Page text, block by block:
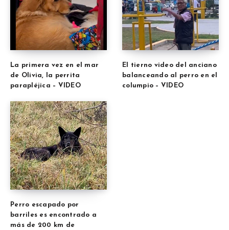
La primera vez en el mar
de Olivia, la perrita
parapléjica – VIDEO
El tierno video del anciano
balanceando al perro en el
columpio – VIDEO
Perro escapado por
barriles es encontrado a
más de 200 km de